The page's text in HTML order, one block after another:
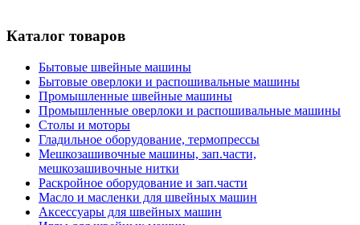
Каталог товаров
Бытовые швейные машины
Бытовые оверлоки и распошивальные машины
Промышленные швейные машины
Промышленные оверлоки и распошивальные машины
Столы и моторы
Гладильное оборудование, термопрессы
Мешкозашивочные машины, зап.части,
мешкозашивочные нитки
Раскройное оборудование и зап.части
Масло и масленки для швейных машин
Аксессуары для швейных машин